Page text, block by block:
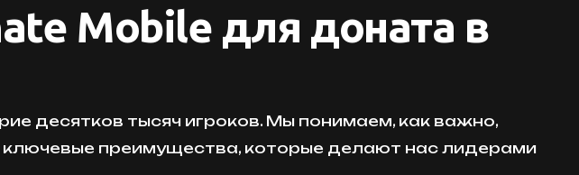
Mobile для доната в
десятков тысяч игроков. Мы понимаем, как важно,
преимущества, которые делают нас лидерами